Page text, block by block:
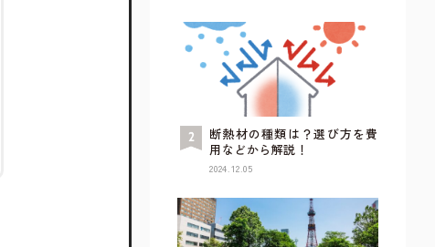
断熱材の種類は？選び方を費
用などから解説！
2024.12.05 すべてが見られるウェブカタログ